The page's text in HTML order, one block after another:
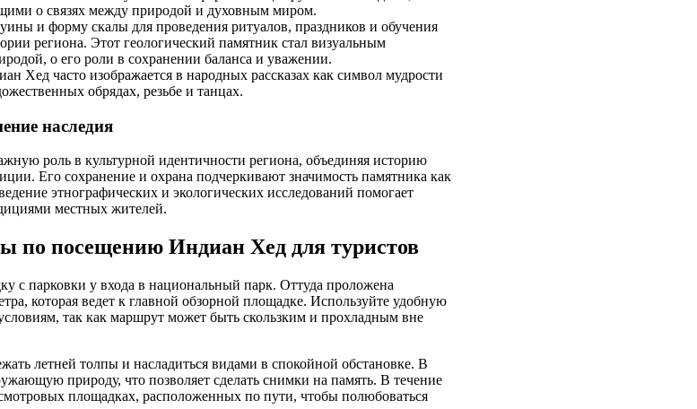
о связях между природой и духовным миром.
и форму скалы для проведения ритуалов, праздников и обучения
региона. Этот геологический памятник стал визуальным
о его роли в сохранении баланса и уважении.
Хед часто изображается в народных рассказах как символ мудрости
обрядах, резьбе и танцах.
наследия
роль в культурной идентичности региона, объединяя историю
Его сохранение и охрана подчеркивают значимость памятника как
этнографических и экологических исследований помогает
местных жителей.
по посещению Индиан Хед для туристов
с парковки у входа в национальный парк. Оттуда проложена
которая ведет к главной обзорной площадке. Используйте удобную
так как маршрут может быть скользким и прохладным вне
летней толпы и насладиться видами в спокойной обстановке. В
природу, что позволяет сделать снимки на память. В течение
площадках, расположенных по пути, чтобы полюбоваться